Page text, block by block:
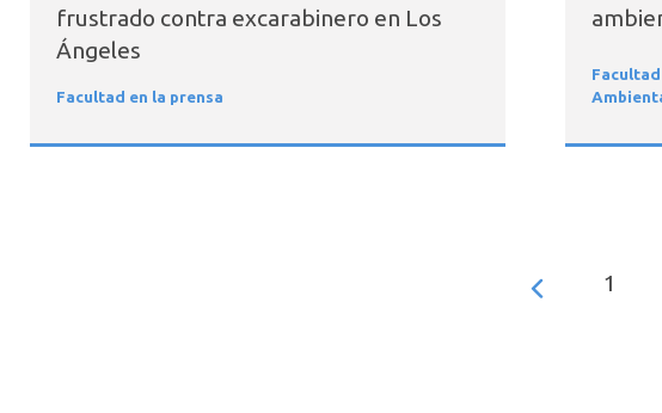
frustrado contra excarabinero en Los
Ángeles
Facultad en la prensa
1